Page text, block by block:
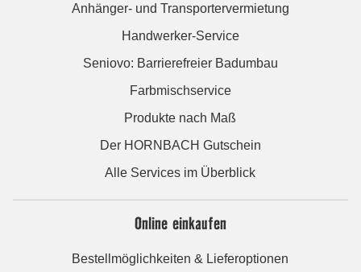
Anhänger- und Transportervermietung
Handwerker-Service
Seniovo: Barrierefreier Badumbau
Farbmischservice
Produkte nach Maß
Der HORNBACH Gutschein
Alle Services im Überblick
Online einkaufen
Bestellmöglichkeiten & Lieferoptionen